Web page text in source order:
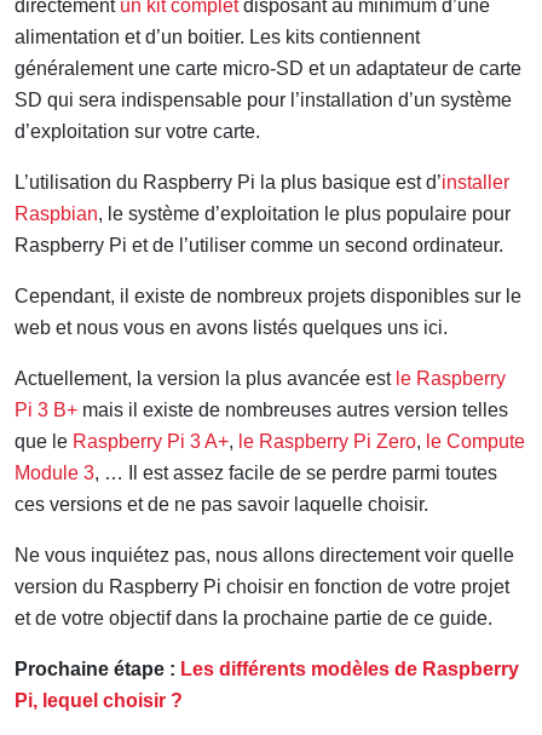
directement un kit completdisposant au minimum d’une
alimentation et d’un boitier. Les kits contiennent
généralement une carte micro-SD et un adaptateur de carte
SD qui sera indispensable pour l’installation d’un système
d’exploitation sur votre carte.
L’utilisation du Raspberry Pi la plus basique est d’installer
Raspbian, le système d’exploitation le plus populaire pour
Raspberry Pi et de l’utiliser comme un second ordinateur.
Cependant, il existe de nombreux projets disponibles sur le
web et nous vous en avons listés quelques uns ici.
Actuellement, la version la plus avancée est le Raspberry
Pi 3 B+ mais il existe de nombreuses autres version telles
que le Raspberry Pi 3 A+, le Raspberry Pi Zero, le Compute
Module 3, … Il est assez facile de se perdre parmi toutes
ces versions et de ne pas savoir laquelle choisir.
Ne vous inquiétez pas, nous allons directement voir quelle
version du Raspberry Pi choisir en fonction de votre projet
et de votre objectif dans la prochaine partie de ce guide.
Prochaine étape : Les différents modèles de Raspberry
Pi, lequel choisir ?